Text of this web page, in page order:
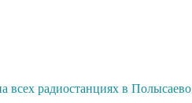
всех радиостанциях в Полысаево